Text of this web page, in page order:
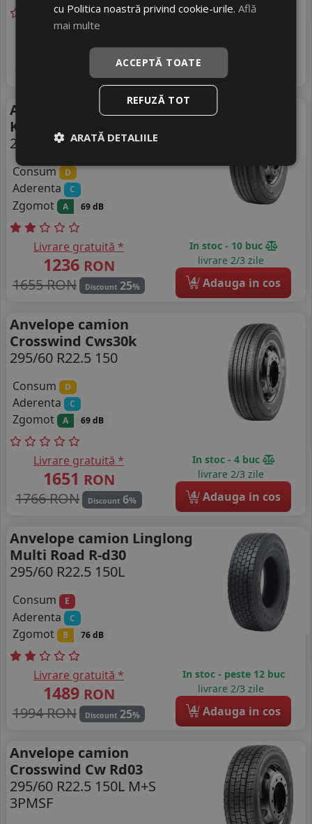
Livrare gratuită *
RON
Discount 9
livrare 2/3 zile
4 Adauga in cos
Anvelope camion Linglong
Kts300
295/60 R22.5 150L
Consum D
Aderenta C
Zgomot A 69 dB
Livrare gratuită *
1236 RON
1655 RON
Discount 25%
In stoc - 10 buc
livrare 2/3 zile
4 Adauga in cos
Anvelope camion
Crosswind Cws30k
295/60 R22.5 150
Consum D
Aderenta C
Zgomot A 69 dB
Livrare gratuită *
1651 RON
1766 RON
Discount 6%
In stoc - 4 buc
livrare 2/3 zile
4 Adauga in cos
Anvelope camion Linglong
Multi Road R-d30
295/60 R22.5 150L
Consum E
Aderenta C
Zgomot B 76 dB
Livrare gratuită *
1489 RON
1994 RON
Discount 25%
In stoc - peste 12 buc
livrare 2/3 zile
4 Adauga in cos
Anvelope camion
Crosswind Cw Rd03
295/60 R22.5 150L M+S
3PMSF
cu Politica noastră privind cookie-urile.Află
mai multe
ACCEPTĂ TOATE
REFUZĂ TOT
ARATĂ DETALIILE